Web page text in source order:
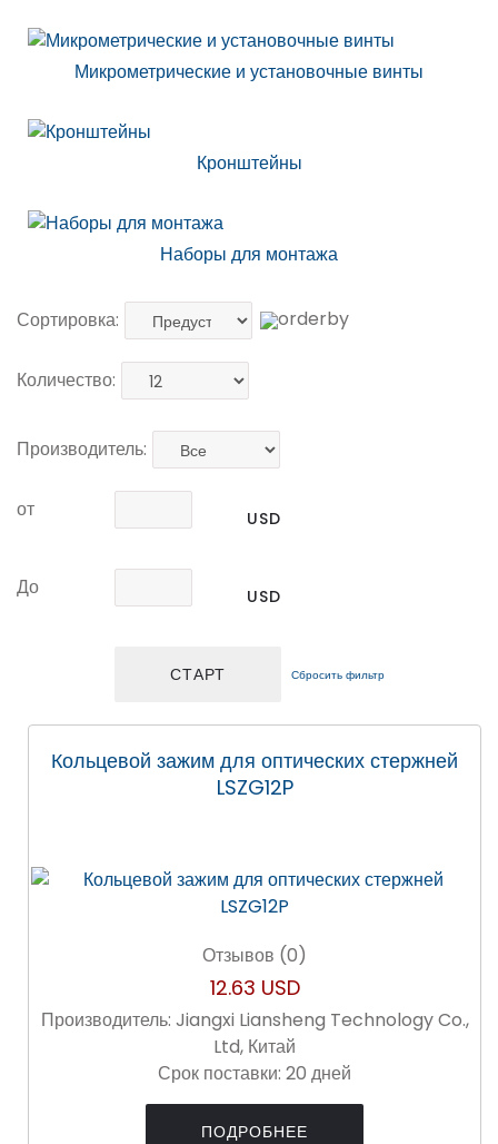
Микрометрические и установочные винты
Кронштейны
Наборы для монтажа
Сортировка:
Количество:
Производитель:
от USD
До USD
Сбросить фильтр
Кольцевой зажим для оптических стержней
LSZG12P
Отзывов (0)
12.63 USD
Производитель: Jiangxi Liansheng Technology Co.,
Ltd, Китай
Срок поставки: 20 дней
ПОДРОБНЕЕ